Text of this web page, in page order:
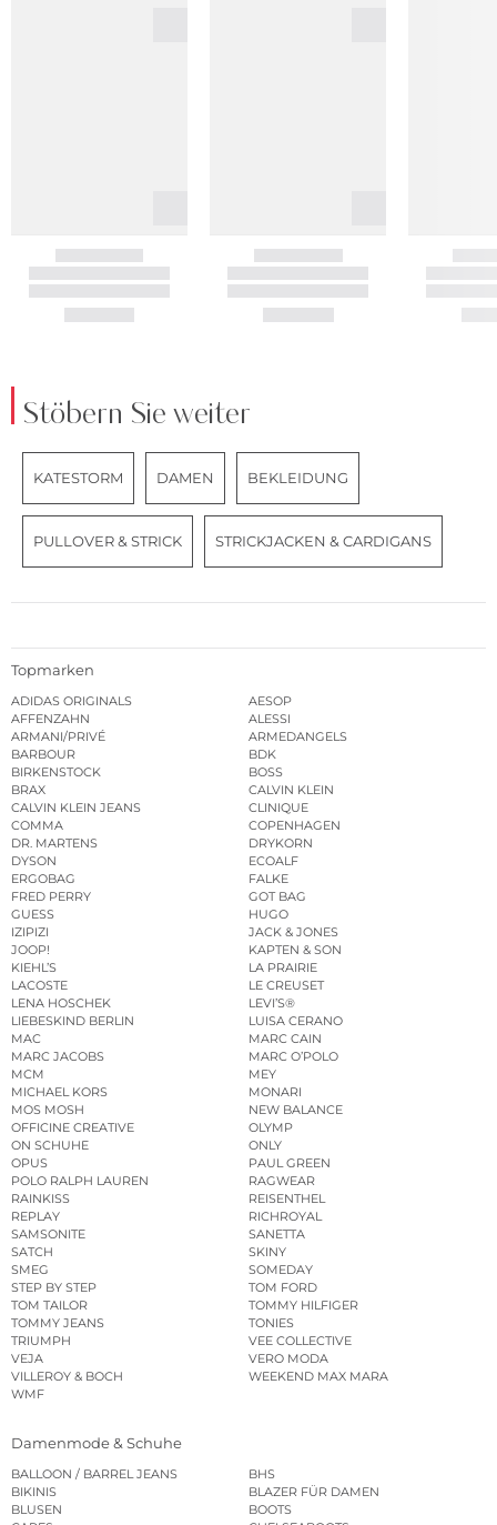
Stöbern Sie weiter
KATESTORM DAMEN BEKLEIDUNG
PULLOVER & STRICK STRICKJACKEN & CARDIGANS
Topmarken
ADIDAS ORIGINALS
AESOP
AFFENZAHN
ALESSI
ARMANI/PRIVÉ
ARMEDANGELS
BARBOUR
BDK
BIRKENSTOCK
BOSS
BRAX
CALVIN KLEIN
CALVIN KLEIN JEANS
CLINIQUE
COMMA
COPENHAGEN
DR. MARTENS
DRYKORN
DYSON
ECOALF
ERGOBAG
FALKE
FRED PERRY
GOT BAG
GUESS
HUGO
IZIPIZI
JACK & JONES
JOOP!
KAPTEN & SON
KIEHL’S
LA PRAIRIE
LACOSTE
LE CREUSET
LENA HOSCHEK
LEVI’S®
LIEBESKIND BERLIN
LUISA CERANO
MAC
MARC CAIN
MARC JACOBS
MARC O’POLO
MCM
MEY
MICHAEL KORS
MONARI
MOS MOSH
NEW BALANCE
OFFICINE CREATIVE
OLYMP
ON SCHUHE
ONLY
OPUS
PAUL GREEN
POLO RALPH LAUREN
RAGWEAR
RAINKISS
REISENTHEL
REPLAY
RICHROYAL
SAMSONITE
SANETTA
SATCH
SKINY
SMEG
SOMEDAY
STEP BY STEP
TOM FORD
TOM TAILOR
TOMMY HILFIGER
TOMMY JEANS
TONIES
TRIUMPH
VEE COLLECTIVE
VEJA
VERO MODA
VILLEROY & BOCH
WEEKEND MAX MARA
WMF
Damenmode & Schuhe
BALLOON / BARREL JEANS
BHS
BIKINIS
BLAZER FÜR DAMEN
BLUSEN
BOOTS